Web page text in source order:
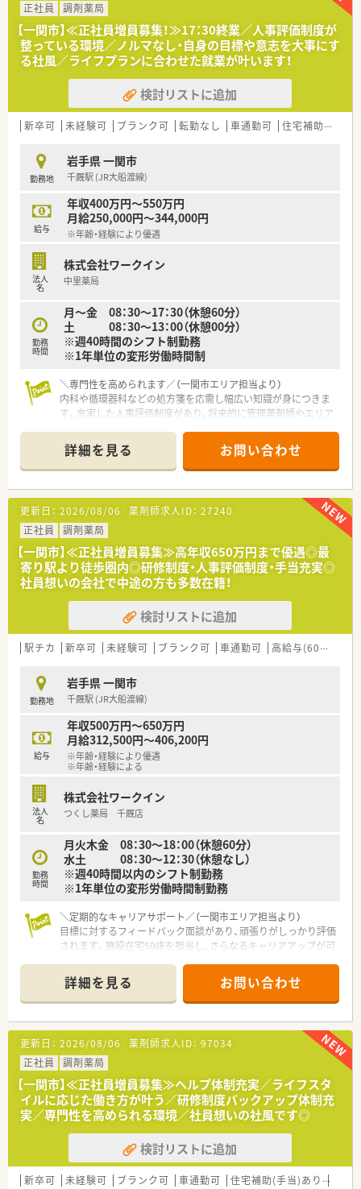
正社員
調剤薬局
【一関市】≪正社員増員募集！≫17：30終業／人事評価制度が
整っている環境／ノルマなし・自身の目標や意志を大事にす
る社風／ライフプランに合わせた就業が叶います！
検討リストに追加
新卒可 未経験可 ブランク可 転勤なし 車通勤可 住宅補助(手当)あり
勤務地
岩手県 一関市
千厩駅 (JR大船渡線)
給与
年収400万円～550万円
月給250,000円～344,000円
※年齢・経験により優遇
法人
名
株式会社ワークイン
中里薬局
勤務
時間
月～金 08：30～17：30（休憩60分）
土 08：30～13：00（休憩00分）
※週40時間のシフト制勤務
※1年単位の変形労働時間制
＼専門性を高められます／（一関市エリア担当より）
内科や循環器科などの処方箋を応需し幅広い知識が身につきま
す。充実した人事評価制度があり、将来的に管理薬剤師やエリア
＊------------------------------------------＊
【店舗情報と応需状況について】
■JR大船渡線の千厩駅から車で2分ほどの県道14号線沿いに位
置しておりお車での通勤が大変便利な調剤薬局です。
■近隣医療機関から内科や循環器科および小児科などの処方箋
を1日あたり30枚から50枚程度応需しております。
■現在は常勤薬剤師が2名と医療事務スタッフが2名在籍してお
り協力しながら日々の業務に取り組んでおります。
【求人情報について】
■今回は正社員としての勤務薬剤師の募集でありご経験やスキ
ルに応じて年収400万円から550万円の提示となります。
■原則として転居を伴うような全国転勤はなく住み慣れた地域
で腰を据えて長期的なキャリアを築きたい方に最適です。
があり年末年始や慶弔休暇などもしっかり取得可能です。
【想定されるキャリアイメージ】
■定期的なフィードバック面談を通じてご自身の目標達成状況
を確認し着実にステップアップを図ることができる制度です。
■現場での経験を積んだ後はご希望や適性に応じて管理薬剤師
やエリアマネージャーなど責任ある役職への挑戦も可能です。
継続的な学習をサポートする体制があり専門性を高められま
す。
詳細を見る お問い合わせ
更新日： 2026/08/06 薬剤師求人ID： 27240
正社員
調剤薬局
【一関市】≪正社員増員募集≫高年収650万円まで優遇◎最
寄り駅より徒歩圏内◎研修制度・人事評価制度・手当充実◎
社員想いの会社で中途の方も多数在籍！
検討リストに追加
駅チカ 新卒可 未経験可 ブランク可 車通勤可 高給与(600万円以上)
勤務地
岩手県 一関市
千厩駅 (JR大船渡線)
給与
年収500万円～650万円
月給312,500円～406,200円
※年齢・経験により優遇
※年齢・経験による
法人
名
株式会社ワークイン
つくし薬局 千厩店
勤務
時間
月火木金 08：30～18：00（休憩60分）
水土 08：30～12：30（休憩なし）
※週40時間以内のシフト制勤務
※1年単位の変形労働時間制勤務
＼定期的なキャリアサポート／（一関市エリア担当より）
目標に対するフィードバック面談があり、頑張りがしっかり評価
されます。施設在宅50床を担当し、さらなるキャリアアップが可
＊------------------------------------------＊
【店舗情報と応需状況について】
■JR大船渡線の千厩駅から徒歩10分ほどの場所に位置しお車で
の通勤も大変便利な調剤薬局でございます。
■近隣医療機関から内科や脳神経内科の処方箋を1日あたり約
60枚応需しているほか施設在宅も担当します。
■現在は常勤薬剤師が2名と医療事務スタッフ2名が在籍してお
り協力しながら日々の業務に取り組んでおります。
【法人特徴について】
■岩手県内に本社を置き地域に根差した店舗展開を続けている
調剤薬局チェーンであり成長を続ける優良企業です。
■社員一人ひとりの生活を尊重する温かい社風があり一方的な
異動や無理な働き方を強いることはありません。
詳細を見る お問い合わせ
更新日： 2026/08/06 薬剤師求人ID： 97034
正社員
調剤薬局
【一関市】≪正社員増員募集≫ヘルプ体制充実／ライフスタ
イルに応じた働き方が叶う／研修制度バックアップ体制充
実／専門性を高められる環境／社員想いの社風です◎
検討リストに追加
新卒可 未経験可 ブランク可 車通勤可 住宅補助(手当)あり